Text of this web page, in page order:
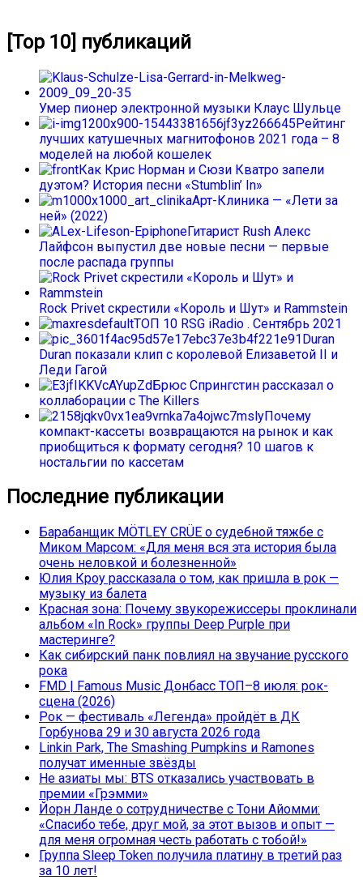
[Top 10] публикаций
Умер пионер электронной музыки Клаус Шульце
Рейтинг
лучших катушечных магнитофонов 2021 года – 8
моделей на любой кошелек
Как Крис Норман и Сюзи Кватро запели
дуэтом? История песни «Stumblin’ In»
Арт-Клиника — «Лети за
ней» (2022)
Гитарист Rush Алекс
Лайфсон выпустил две новые песни — первые
после распада группы
Rock Privet скрестили «Король и Шут» и Rammstein
ТОП 10 RSG iRadio . Сентябрь 2021
Duran
Duran показали клип с королевой Елизаветой II и
Леди Гагой
Брюс Спрингстин рассказал о
коллаборации с The Killers
Почему
компакт-кассеты возвращаются на рынок и как
приобщиться к формату сегодня? 10 шагов к
ностальгии по кассетам
Последние публикации
Барабанщик MÖTLEY CRÜE о судебной тяжбе с
Миком Марсом: «Для меня вся эта история была
очень неловкой и болезненной»
Юлия Кроу рассказала о том, как пришла в рок —
музыку из балета
Красная зона: Почему звукорежиссеры проклинали
альбом «In Rock» группы Deep Purple при
мастеринге?
Как сибирский панк повлиял на звучание русского
рока
FMD | Famous Music Донбасс ТОП–8 июля: рок-
сцена (2026)
Рок — фестиваль «Легенда» пройдёт в ДК
Горбунова 29 и 30 августа 2026 года
Linkin Park, The Smashing Pumpkins и Ramones
получат именные звёзды
Не азиаты мы: BTS отказались участвовать в
премии «Грэмми»
Йорн Ланде о сотрудничестве с Тони Айомми:
«Спасибо тебе, друг мой, за этот вызов и опыт —
для меня огромная честь работать с тобой!»
Группа Sleep Token получила платину в третий раз
за 10 лет!